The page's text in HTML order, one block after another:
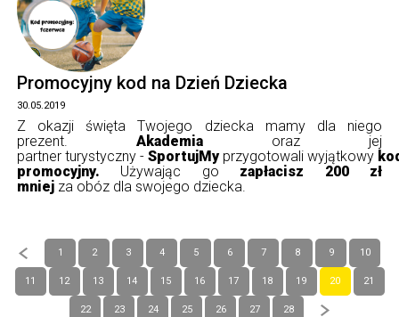
Promocyjny kod na Dzień Dziecka
30.05.2019
Z okazji święta Twojego dziecka mamy dla niego
prezent. Akademia oraz jej
partner turystyczny - SportujMy przygotowali wyjątkowy
promocyjny. Używając go zapłacisz 200 zł
mniej za obóz dla swojego dziecka.
1 2 3 4 5 6 7 8 9 10
11 12 13 14 15 16 17 18 19 20 21
22 23 24 25 26 27 28